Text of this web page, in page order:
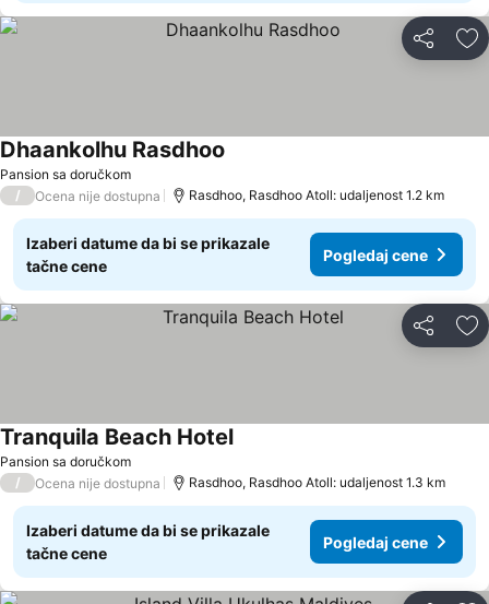
Deli
Pansion sa doručkom
Dhaankolhu Rasdhoo
/ Ocena nije dostupna Rasdhoo, Rasdhoo Atoll: udaljenost 1.2 km
Izaberi datume da bi se prikazale
tačne cene
Pogledaj cene
Deli
Pansion sa doručkom
Tranquila Beach Hotel
/ Ocena nije dostupna Rasdhoo, Rasdhoo Atoll: udaljenost 1.3 km
Izaberi datume da bi se prikazale
tačne cene
Pogledaj cene